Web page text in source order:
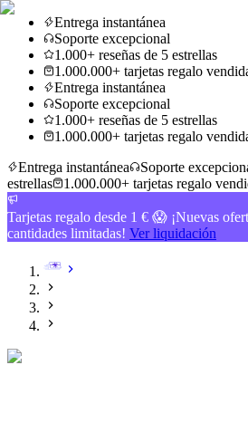
Entrega instantánea
Soporte excepcional
1.000+ reseñas de 5 estrellas
1.000.000+ tarjetas regalo
Entrega instantánea
Soporte excepcional
1.000+ reseñas de 5 estrellas
1.000.000+ tarjetas regalo
Entrega instantánea
Soporte
estrellas
1.000.000+ tarjetas regalo
Tarjetas regalo desde 1 € 😱 ¡Nuevas
cantidades limitadas! Ver liquidación